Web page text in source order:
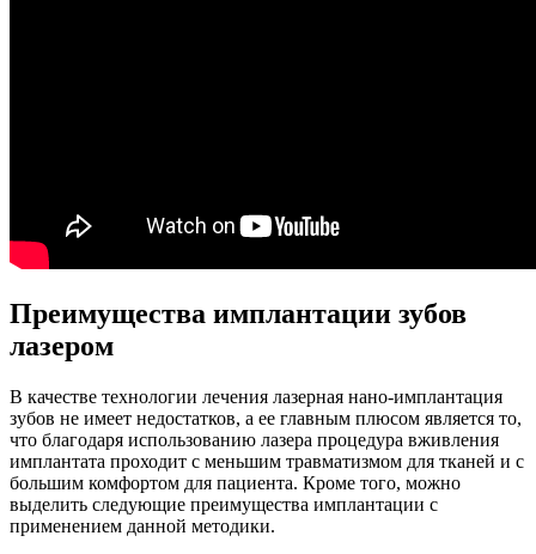
Преимущества имплантации зубов
лазером
В качестве технологии лечения лазерная нано-имплантация
зубов не имеет недостатков, а ее главным плюсом является то,
что благодаря использованию лазера процедура вживления
имплантата проходит с меньшим травматизмом для тканей и с
большим комфортом для пациента. Кроме того, можно
выделить следующие преимущества имплантации с
применением данной методики.